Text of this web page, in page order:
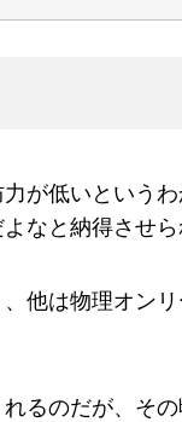
が低いという
なと納得させら
他は物理オン
るのだが、そ